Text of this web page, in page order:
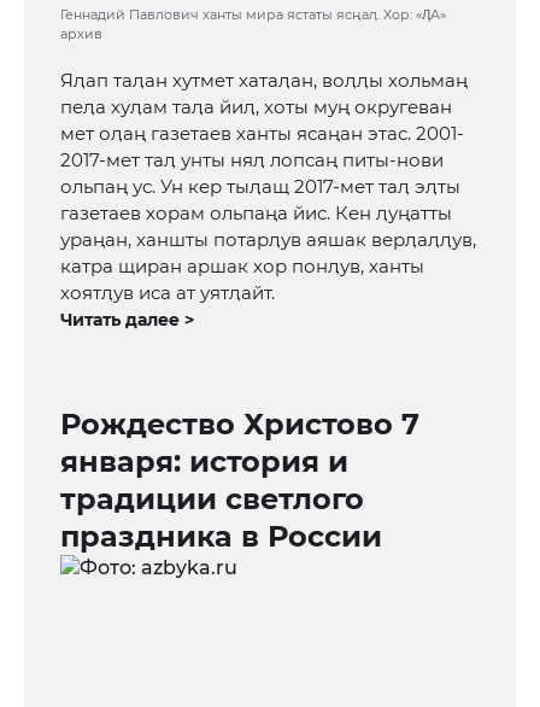
Геннадий Павлович ханты мира ястаты ясңаӆ. Хор: «ӅА»
архив
Яӆап таӆан хутмет хатаӆан, воӆӆы хольмаң
пеӆа хуӆам таӆа йиӆ, хоты муң округеван
мет оӆаң газетаев ханты ясаңан этас. 2001-
2017-мет таӆ унты няӆ лопсаң питы-нови
ольпаң ус. Ун кер тыӆащ 2017-мет таӆ эӆты
газетаев хорам ольпаңа йис. Кен ӆуңатты
ураңан, ханшты потарӆув аяшак верӆаӆӆув,
катра щиран аршак хор понӆув, ханты
хоятӆув иса ат уятӆайт.
Читать далее >
Рождество Христово 7
января: история и
традиции светлого
праздника в России